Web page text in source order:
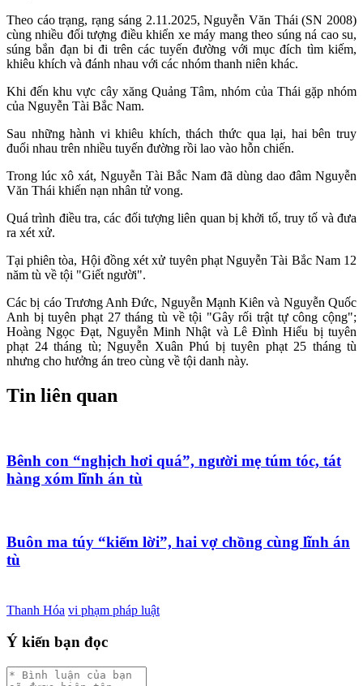
Theo cáo trạng, rạng sáng 2.11.2025, Nguyễn Văn Thái (SN 2008)
cùng nhiều đối tượng điều khiển xe máy mang theo súng ná cao su,
súng bắn đạn bi đi trên các tuyến đường với mục đích tìm kiếm,
khiêu khích và đánh nhau với các nhóm thanh niên khác.
Khi đến khu vực cây xăng Quảng Tâm, nhóm của Thái gặp nhóm
của Nguyễn Tài Bắc Nam.
Sau những hành vi khiêu khích, thách thức qua lại, hai bên truy
đuổi nhau trên nhiều tuyến đường rồi lao vào hỗn chiến.
Trong lúc xô xát, Nguyễn Tài Bắc Nam đã dùng dao đâm Nguyễn
Văn Thái khiến nạn nhân tử vong.
Quá trình điều tra, các đối tượng liên quan bị khởi tố, truy tố và đưa
ra xét xử.
Tại phiên tòa, Hội đồng xét xử tuyên phạt Nguyễn Tài Bắc Nam 12
năm tù về tội "Giết người".
Các bị cáo Trương Anh Đức, Nguyễn Mạnh Kiên và Nguyễn Quốc
Anh bị tuyên phạt 27 tháng tù về tội "Gây rối trật tự công cộng";
Hoàng Ngọc Đạt, Nguyễn Minh Nhật và Lê Đình Hiểu bị tuyên
phạt 24 tháng tù; Nguyễn Xuân Phú bị tuyên phạt 25 tháng tù
nhưng cho hưởng án treo cùng về tội danh này.
Tin liên quan
Bênh con “nghịch hơi quá”, người mẹ túm tóc, tát
hàng xóm lĩnh án tù
Buôn ma túy “kiếm lời”, hai vợ chồng cùng lĩnh án
tù
Thanh Hóa vi phạm pháp luật
Ý kiến bạn đọc